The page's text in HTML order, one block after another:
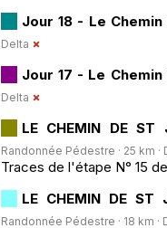
Jour 18 - Le Chemin
Delta
Jour 17 - Le Chemin
Delta
LE CHEMIN DE ST
Randonnée Pédestre · 25 km ·
Traces de l'étape N° 15
LE CHEMIN DE ST
Randonnée Pédestre · 18 km ·